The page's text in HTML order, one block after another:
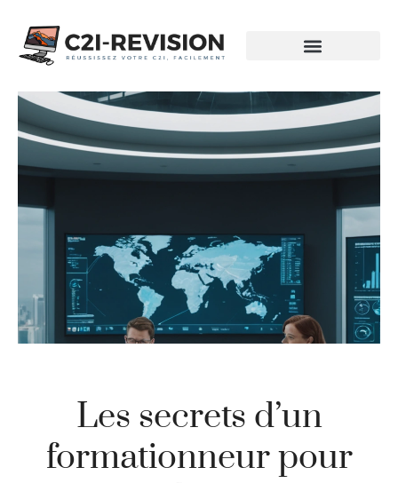
Les secrets d’un
formationneur pour